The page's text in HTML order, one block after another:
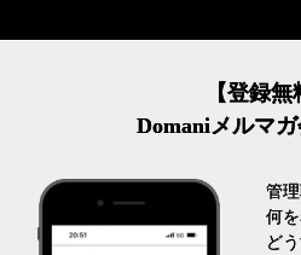
【登録無
Domaniメルマ
管
何
ど